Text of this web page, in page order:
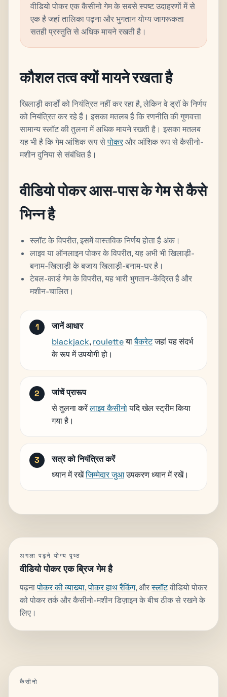
वीडियो पोकर एक कैसीनो गेम के सबसे स्पष्ट उदाहरणों में से
एक है जहां तालिका पढ़ना और भुगतान योग्य जागरूकता
सतही प्रस्तुति से अधिक मायने रखती है।
कौशल तत्व क्यों मायने रखता है
खिलाड़ी कार्डों को नियंत्रित नहीं कर रहा है, लेकिन वे ड्रॉ के निर्णय
को नियंत्रित कर रहे हैं। इसका मतलब है कि रणनीति की गुणवत्ता
सामान्य स्लॉट की तुलना में अधिक मायने रखती है। इसका मतलब
यह भी है कि गेम आंशिक रूप सेपोकरऔर आंशिक रूप से कैसीनो-
मशीन दुनिया से संबंधित है।
वीडियो पोकर आस-पास के गेम से कैसे
भिन्न है
स्लॉट के विपरीत, इसमें वास्तविक निर्णय होता है अंक।
लाइव या ऑनलाइन पोकर के विपरीत, यह अभी भी खिलाड़ी-
बनाम-खिलाड़ी के बजाय खिलाड़ी-बनाम-घर है।
टेबल-कार्ड गेम के विपरीत, यह भारी भुगतान-केंद्रित है और
मशीन-चालित।
जानें आधार
blackjack, rouletteयाबैकरेटजहां यह संदर्भ
के रूप में उपयोगी हो।
जांचें प्रारूप
से तुलना करेंलाइव कैसीनोयदि खेल स्ट्रीम किया
गया है।
सत्र को नियंत्रित करें
ध्यान में रखेंजिम्मेदार जुआउपकरण ध्यान में रखें।
अगला पढ़ने योग्य पृष्ठ
वीडियो पोकर एक ब्रिज गेम है
पढ़नापोकर की व्याख्या,पोकर हाथ रैंकिंग, औरस्लॉटवीडियो पोकर
को पोकर तर्क और कैसीनो-मशीन डिज़ाइन के बीच ठीक से रखने के
लिए।
कैसीनो